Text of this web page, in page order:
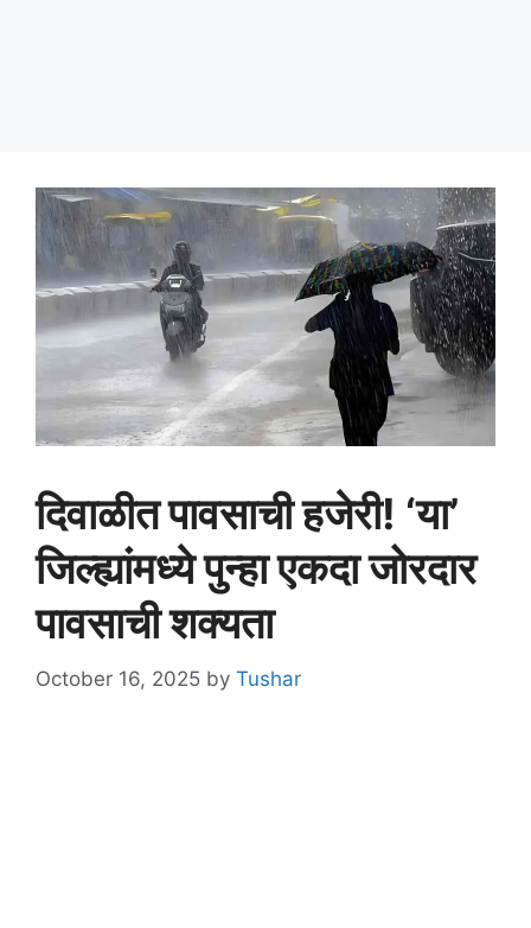
दिवाळीत पावसाची हजेरी! ‘या’
जिल्ह्यांमध्ये पुन्हा एकदा जोरदार
पावसाची शक्यता
October 16, 2025 by Tushar